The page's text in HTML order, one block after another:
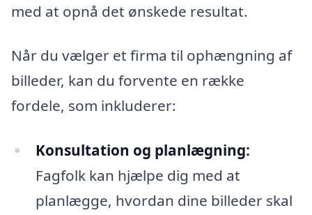
med at opnå det ønskede resultat.
Når du vælger et firma til ophængning af
billeder, kan du forvente en række
fordele, som inkluderer:
Konsultation og planlægning:
Fagfolk kan hjælpe dig med at
planlægge, hvordan dine billeder skal